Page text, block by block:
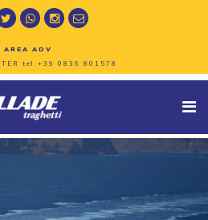
AREA ADV
tel +39 0836 801578